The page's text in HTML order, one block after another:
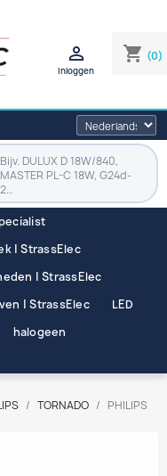
shopping_cart (0)

Inloggen
Bijv. DULUX D 18W/840,
MASTER PL-C 18W, G24d-
2…
| StrassElec
| StrassElec
| StrassElec
LED
halogeen
TORNADO
PHILIPS